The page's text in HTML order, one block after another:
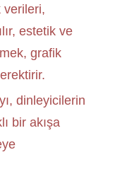
verileri,
estetik ve
grafik
dinleyicilerin
bir akışa